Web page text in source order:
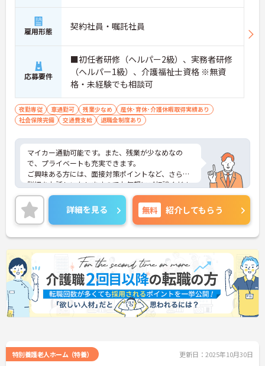
雇用形態 契約社員・嘱託社員
応募要件
■初任者研修（ヘルパー2級）、実務者研修
（ヘルパー1級）、介護福祉士資格 ※無資
格・未経験でも相談可
夜勤専従 車通勤可 残業少なめ
産休･育休･介護休暇取得実績あり
社会保険完備
交通費支給 退職金制度あり
マイカー通勤可能です。また、残業が少なめなの
で、プライベートも充実できます。
ご興味ある方には、面接対策ポイントなど、さらに
詳細をお話しいたしますのでお気軽にご相談くださ
い！
詳細を見る 無料 紹介してもらう
特別養護老人ホーム（特養） 更新日：2025年10月30日